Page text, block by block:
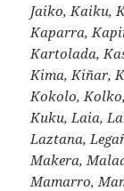
Jaiko, Kaiku,
Kaparra,
Kartolada,
Kima, Kiñar,
Kokolo,
Kuku, Laia,
Laztana,
Makera,
Mamarro,